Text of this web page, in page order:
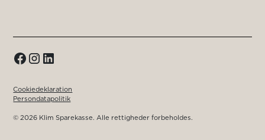
© 2026 Klim Sparekasse. Alle rettigheder forbeholdes.
Cookiedeklaration
Persondatapolitik